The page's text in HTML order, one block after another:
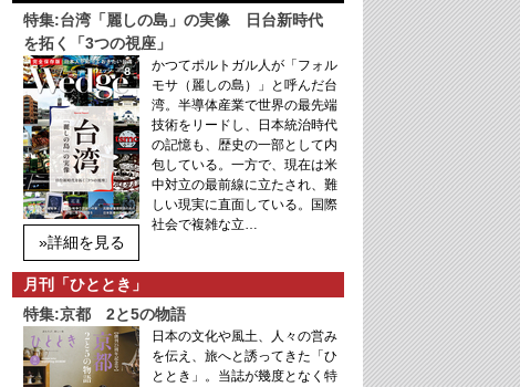
特集:台湾「麗しの島」の実像 日台新時代
を拓く「3つの視座」
»詳細を見る
かつてポルトガル人が「フォル
モサ（麗しの島）」と呼んだ台
湾。半導体産業で世界の最先端
技術をリードし、日本統治時代
の記憶も、歴史の一部として内
包している。一方で、現在は米
中対立の最前線に立たされ、難
しい現実に直面している。国際
社会で複雑な立…
月刊「ひととき」
特集:京都 2と5の物語
日本の文化や風土、人々の営み
を伝え、旅へと誘ってきた「ひ
ととき」。当誌が幾度となく特